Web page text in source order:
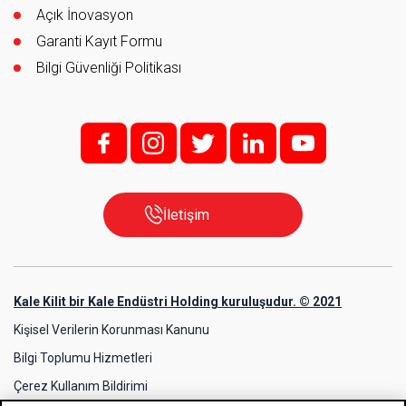
Açık İnovasyon
Garanti Kayıt Formu
Bilgi Güvenliği Politikası
f; i; t l y
İletişim
Kale Kilit bir Kale Endüstri Holding kuruluşudur. © 2021
Kişisel Verilerin Korunması Kanunu
Bilgi Toplumu Hizmetleri
Çerez Kullanım Bildirimi